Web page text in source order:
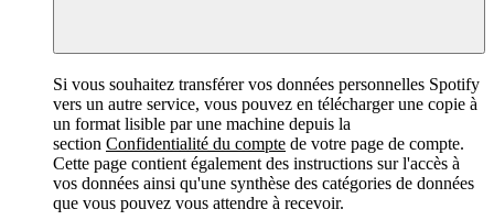
Si vous souhaitez transférer vos données personnelles Spotify
vers un autre service, vous pouvez en télécharger une copie à
un format lisible par une machine depuis la
section Confidentialité du compte de votre page de compte.
Cette page contient également des instructions sur l'accès à
vos données ainsi qu'une synthèse des catégories de données
que vous pouvez vous attendre à recevoir.